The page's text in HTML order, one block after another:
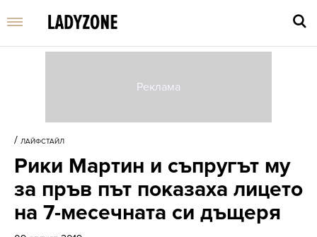
и
Enter
/ ЛАЙФСТАЙЛ
Рики Мартин и съпругът му
за пръв път показаха лицето
на 7-месечната си дъщеря